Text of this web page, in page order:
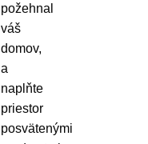
požehnal
váš
domov,
a
naplňte
priestor
posvätenými